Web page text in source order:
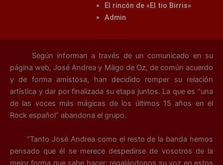
El rincón de «El tio Birris»
Admin
Según informan a través de un comunicado en su
página web, José Andrea y Mägo de Oz, de común acuerdo
y de forma amistosa, han decidido romper su relación
artística y dar por finalizada su etapa juntos. La que es “una
de las voces más mágicas de los últimos 15 años en el
Rock español” abandona el grupo.
“Tanto José Andrea como el resto de la banda hemos
pensado que él se merece despedirse de vosotros de la
mejor forma que sabe hacer: regalándonos su voz en estos